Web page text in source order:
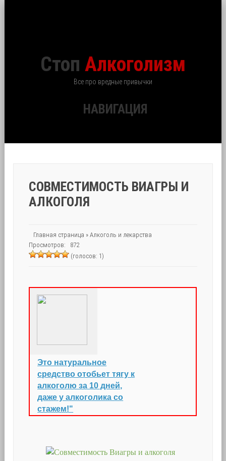
Стоп Алкоголизм
Все про вредные привычки
НАВИГАЦИЯ
СОВМЕСТИМОСТЬ ВИАГРЫ И
АЛКОГОЛЯ
Главная страница »Алкоголь и лекарства
Просмотров: 872
(голосов: 1)
Это натуральное
средство отобьет тягу к
алкоголю за 10 дней,
даже у алкоголика со
стажем!"